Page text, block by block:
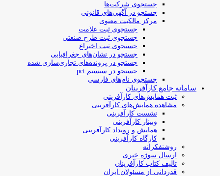
جستجوی شرکت‌ها
جستجو در آگهی‌های قانونی
مرکز مالکیت معنوی
جستجوی ثبت علامت
جستجوی ثبت طرح صنعتی
جستجوی ثبت اختراع
جستجو در نشان‌های جغرافیایی
جستجو در پرونده‌های تجاری‌سازی شده
جستجو در سیستم pct
جستجوی نام‌های فارسی
سامانه جامع کارآفرینان
ثبت همایش‌های کارآفرینی
مشاهده همایش‌های کارآفرینی
نشست کارآفرینی
وبینار کارآفرینی
همایش و رویداد کارآفرینی
کارگاه کارآفرینی
روشنفکرانه
ارسال سوژه‌ خبری
تالیف کتاب کارآفرینان
قدردانی از مسئولان ایران